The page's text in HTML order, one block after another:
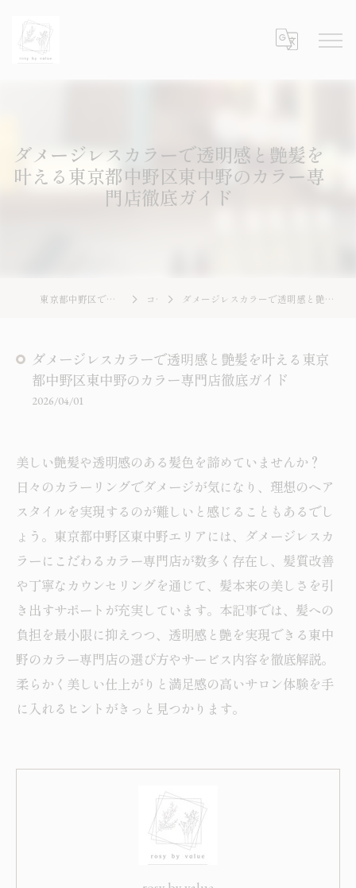
ダメージレスカラーで透明感と艶髪を
叶える東京都中野区東中野のカラー専
門店徹底ガイド
東京都中野区で美容師の求人ならrosy by value コラム ダメージレスカラーで透明感と艶髪を叶える東京都中野区東中野のカラー専門店徹底ガイド
ダメージレスカラーで透明感と艶髪を叶える東京
都中野区東中野のカラー専門店徹底ガイド
2026/04/01
美しい艶髪や透明感のある髪色を諦めていませんか？
日々のカラーリングでダメージが気になり、理想のヘア
スタイルを実現するのが難しいと感じることもあるでし
ょう。東京都中野区東中野エリアには、ダメージレスカ
ラーにこだわるカラー専門店が数多く存在し、髪質改善
や丁寧なカウンセリングを通じて、髪本来の美しさを引
き出すサポートが充実しています。本記事では、髪への
負担を最小限に抑えつつ、透明感と艶を実現できる東中
野のカラー専門店の選び方やサービス内容を徹底解説。
柔らかく美しい仕上がりと満足感の高いサロン体験を手
に入れるヒントがきっと見つかります。